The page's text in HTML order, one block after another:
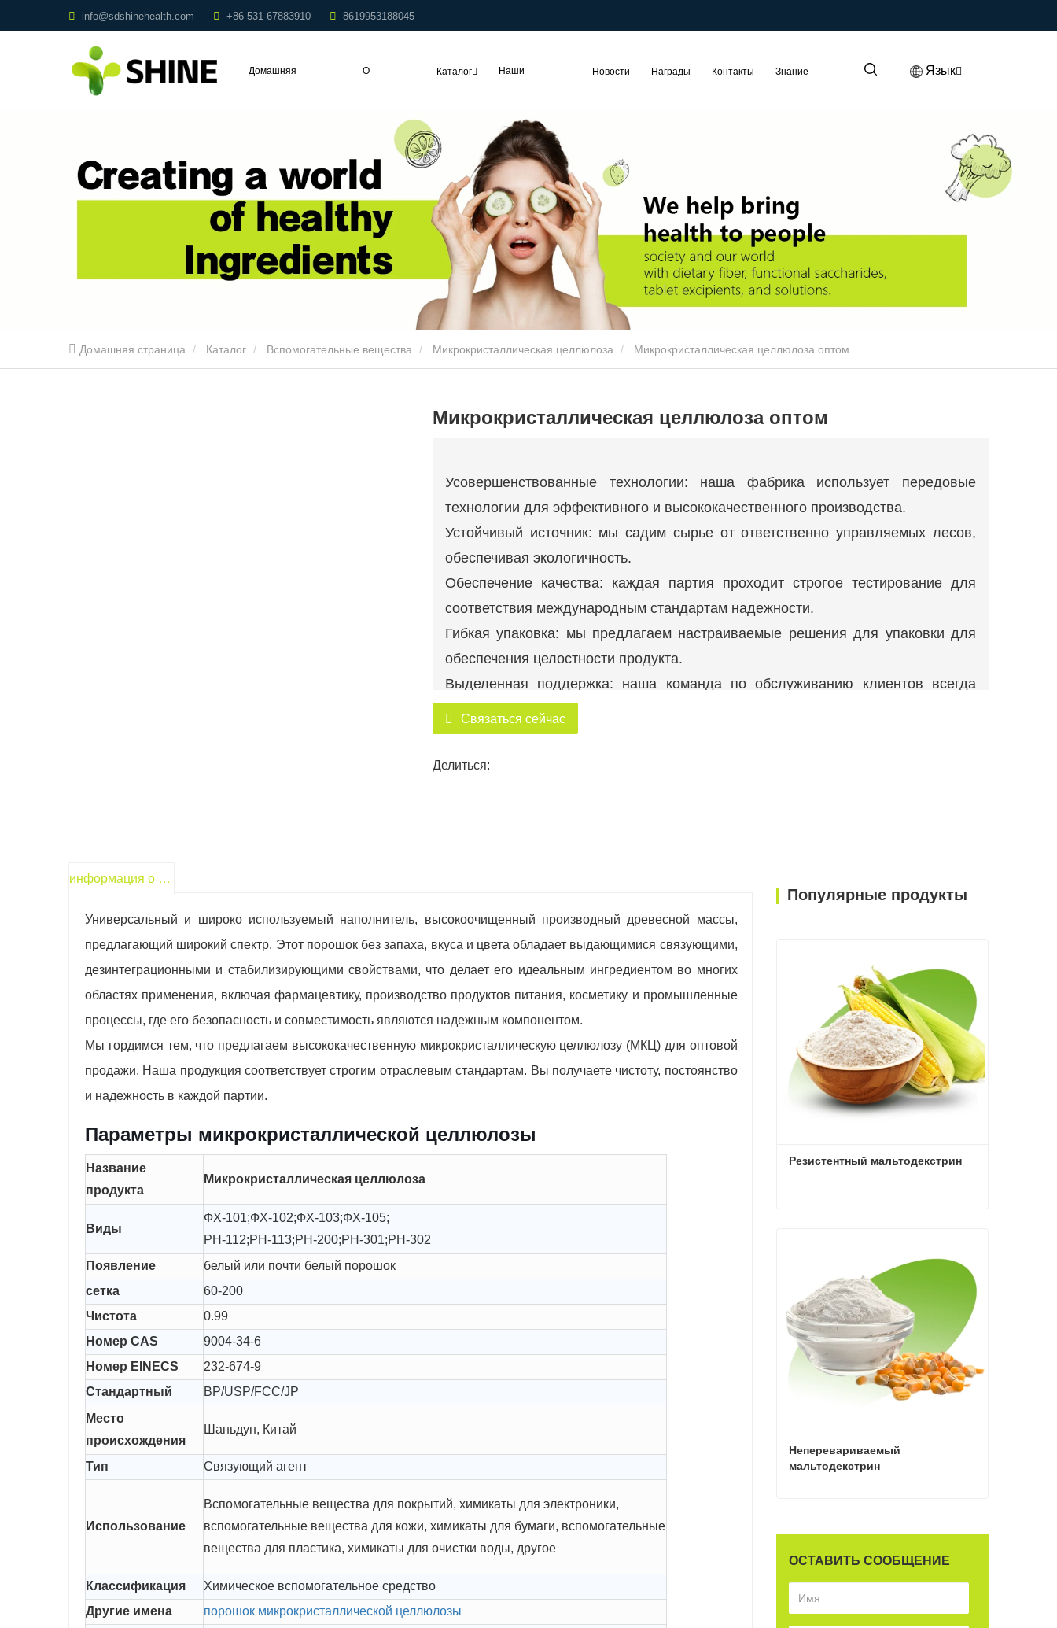
info@sdshinehealth.com +86-531-67883910 8619953188045
Домашняя О
компании
Каталог Наши
заказчики
Новости Награды Контакты Знание Язык
Домашняя страница Каталог Вспомогательные вещества Микрокристаллическая целлюлоза Микрокристаллическая целлюлоза оптом
Микрокристаллическая целлюлоза оптом
Усовершенствованные технологии: наша фабрика использует передовые
технологии для эффективного и высококачественного производства.
Устойчивый источник: мы садим сырье от ответственно управляемых лесов,
обеспечивая экологичность.
Обеспечение качества: каждая партия проходит строгое тестирование для
соответствия международным стандартам надежности.
Гибкая упаковка: мы предлагаем настраиваемые решения для упаковки для
обеспечения целостности продукта.
Выделенная поддержка: наша команда по обслуживанию клиентов всегда
готова помочь вам в плавном опыте.
Для получения дополнительной информации о наших продуктах.
Пожалуйста, свяжитесь с нами сейчас:
Связаться сейчас
Делиться:
информация о продукте
Универсальный и широко используемый наполнитель, высокоочищенный производный древесной массы,
предлагающий широкий спектр. Этот порошок без запаха, вкуса и цвета обладает выдающимися связующими,
дезинтеграционными и стабилизирующими свойствами, что делает его идеальным ингредиентом во многих
областях применения, включая фармацевтику, производство продуктов питания, косметику и промышленные
процессы, где его безопасность и совместимость являются надежным компонентом.
Мы гордимся тем, что предлагаем высококачественную микрокристаллическую целлюлозу (МКЦ) для оптовой
продажи. Наша продукция соответствует строгим отраслевым стандартам. Вы получаете чистоту, постоянство
и надежность в каждой партии.
Параметры микрокристаллической целлюлозы
Название
продукта
Микрокристаллическая целлюлоза
Виды
ФХ-101;ФХ-102;ФХ-103;ФХ-105;
PH-112;PH-113;PH-200;PH-301;PH-302
Появление
белый или почти белый порошок
сетка
60-200
Чистота
0.99
Номер CAS
9004-34-6
Номер EINECS
232-674-9
Стандартный
BP/USP/FCC/JP
Место
происхождения
Шаньдун, Китай
Тип Связующий агент
Использование
Вспомогательные вещества для покрытий, химикаты для электроники,
вспомогательные вещества для кожи, химикаты для бумаги, вспомогательные
вещества для пластика, химикаты для очистки воды, другое
Классификация
Химическое вспомогательное средство
Другие имена
порошок микрокристаллической целлюлозы
Популярные продукты
Резистентный мальтодекстрин
Неперевариваемый
мальтодекстрин
ОСТАВИТЬ СООБЩЕНИЕ